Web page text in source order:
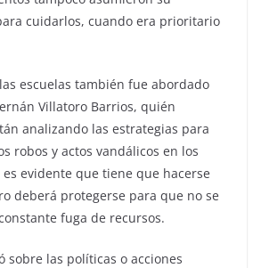
cuidarlos, cuando era prioritario
escuelas también fue abordado
Villatoro Barrios, quién
analizando las estrategias para
robos y actos vandálicos en los
evidente que tiene que hacerse
deberá protegerse para que no se
fuga de recursos.
sobre las políticas o acciones